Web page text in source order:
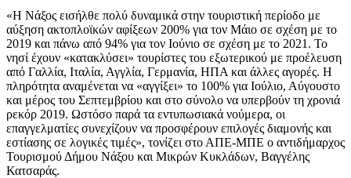
«Η Νάξος εισήλθε πολύ δυναμικά στην τουριστική περίοδο με
αύξηση ακτοπλοϊκών αφίξεων 200% για τον Μάιο σε σχέση με το
2019 και πάνω από 94% για τον Ιούνιο σε σχέση με το 2021. Το
νησί έχουν «κατακλύσει» τουρίστες του εξωτερικού με προέλευση
από Γαλλία, Ιταλία, Αγγλία, Γερμανία, ΗΠΑ και άλλες αγορές. Η
πληρότητα αναμένεται να «αγγίξει» το 100% για Ιούλιο, Αύγουστο
και μέρος του Σεπτεμβρίου και στο σύνολο να υπερβούν τη χρονιά
ρεκόρ 2019. Ωστόσο παρά τα εντυπωσιακά νούμερα, οι
επαγγελματίες συνεχίζουν να προσφέρουν επιλογές διαμονής και
εστίασης σε λογικές τιμές», τονίζει στο ΑΠΕ-ΜΠΕ ο αντιδήμαρχος
Τουρισμού Δήμου Νάξου και Μικρών Κυκλάδων, Βαγγέλης
Κατσαράς.